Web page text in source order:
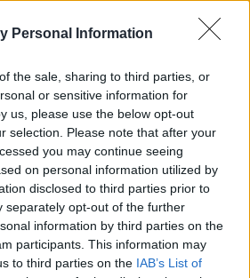
Personal Information
the sale, sharing to third parties, or
or sensitive information for
us, please use the below opt-out
selection. Please note that after your
you may continue seeing
on personal information utilized by
disclosed to third parties prior to
separately opt-out of the further
information by third parties on the
participants. This information may
to third parties on the IAB’s List of
μπανάνα, κολλημένη στον
αυτοκόλλητης
η τιμή ανέβαινε, τα
έφθασε από τα
στα 5,2 εκατομμύρια,6,2
τα κόστη,
τελευταίαφοράτο
ανακοινώθηκε με δελτίο